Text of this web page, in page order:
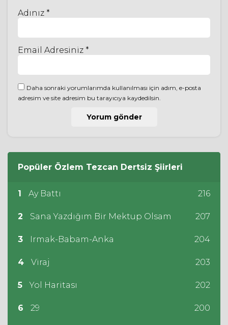
Adınız *
Email Adresiniz *
Daha sonraki yorumlarımda kullanılması için adım, e-posta
adresim ve site adresim bu tarayıcıya kaydedilsin.
Popüler Özlem Tezcan Dertsiz Şiirleri
1 Ay Battı 216
2 Sana Yazdığım Bir Mektup Olsam 207
3 Irmak-Babam-Anka 204
4 Viraj 203
5 Yol Haritası 202
6 29 200